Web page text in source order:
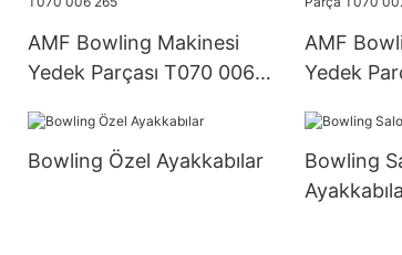
AMF Bowling Makinesi
Yedek Parçası T070 006
AMF
Yedek
Bowling Özel Ayakkabılar
Bowling